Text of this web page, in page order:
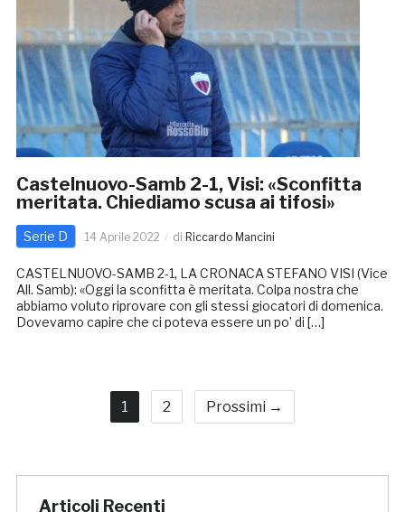
Castelnuovo-Samb 2-1, Visi: «Sconfitta
meritata. Chiediamo scusa ai tifosi»
Serie D 14 Aprile 2022 di Riccardo Mancini
CASTELNUOVO-SAMB 2-1, LA CRONACA STEFANO VISI (Vice
All. Samb): «Oggi la sconfitta è meritata. Colpa nostra che
abbiamo voluto riprovare con gli stessi giocatori di domenica.
Dovevamo capire che ci poteva essere un po’ di […]
1 2 Prossimi →
Articoli Recenti